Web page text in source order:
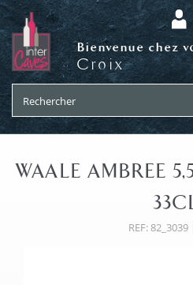
Bienvenue chez
Croix
WAALE AMBREE
REF: